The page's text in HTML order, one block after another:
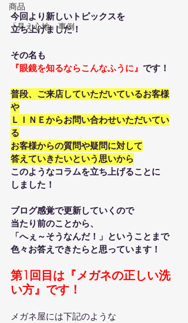
商品
「見え心地」事例
今回より新しいトピックスを
立ち上げました！
その名も
『眼鏡を知るならこんなふうに』 です！
普段、ご来店していただいているお客様
や
ＬＩＮＥからお問い合わせいただいてい
る
お客様からの質問や疑問に対して
答えていきたいという思いから
このようなコラムを立ち上げることに
しました！
ブログ感覚で更新していくので
当たり前のことから、
「へぇ～そうなんだ！」ということまで
色々お答えできたらと思っています！
第1回目は『メガネの正しい洗
い方』です！
メガネ屋には下記のような